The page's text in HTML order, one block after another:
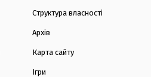
Структура власності
Архів
Карта сайту
Ігри